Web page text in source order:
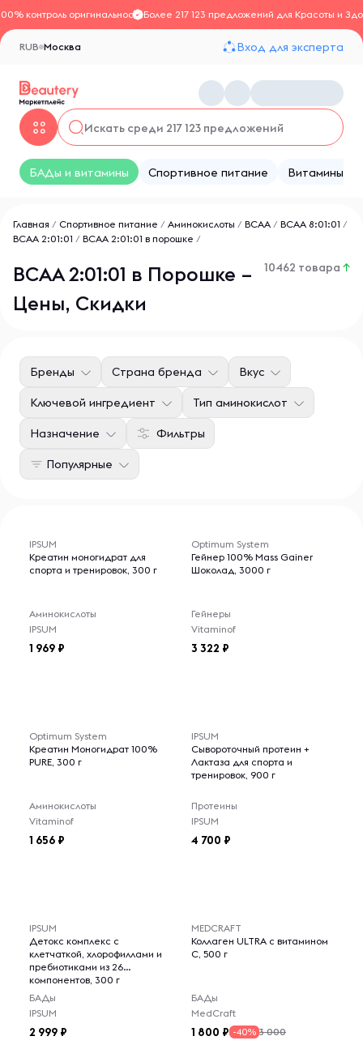
контроль оригинальностиБолее 217 123 предложений для Красоты и
Москва
RUB Вход для эксперта
БАДы и витамины Спортивное питание Витамины
Главная / Спортивное питание / Аминокислоты / BCAA / ВСАА 8:01:01 /
ВСАА 2:01:01 / ВСАА 2:01:01 в порошке /
ВСАА 2:01:01 в Порошке –
Цены, Скидки
10462 товара ↑
Фильтры
Бренды Страна бренда Вкус
Ключевой ингредиент Тип аминокислот
Назначение
Популярные
IPSUM
Креатин моногидрат для
спорта и тренировок, 300 г
Аминокислоты
IPSUM
1 969
Optimum System
Гейнер 100% Mass Gainer
Шоколад, 3000 г
Гейнеры
Vitaminof
3 322
Optimum System
Креатин Моногидрат 100%
PURE, 300 г
Аминокислоты
Vitaminof
1 656
IPSUM
Сывороточный протеин +
Лактаза для спорта и
тренировок, 900 г
Протеины
IPSUM
4 700
IPSUM
Детокс комплекс с
клетчаткой, хлорофиллами и
пребиотиками из 26
компонентов, 300 г
БАДы
IPSUM
2 999
MEDCRAFT
Коллаген ULTRA с витамином
C, 500 г
БАДы
MedCraft
1 800 -40% 3 000